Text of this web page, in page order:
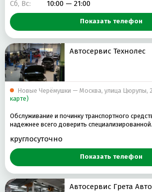
Сб, Вс:
10:00 — 21:00
Показать телефон
Автосервис Технолес
Новые Черёмушки — Москва, улица Цюрупы,
карте)
Обслуживание и починку транспортного
надежнее всего доверить
круглосуточно
Показать телефон
Автосервис Грета Авто